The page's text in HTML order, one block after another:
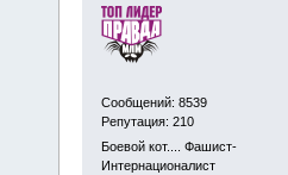
Сообщений: 8539
Репутация: 210
Боевой кот.... Фашист-
Интернационалист